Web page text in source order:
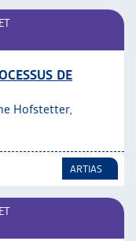
DE
Hofstetter,
ARTIAS